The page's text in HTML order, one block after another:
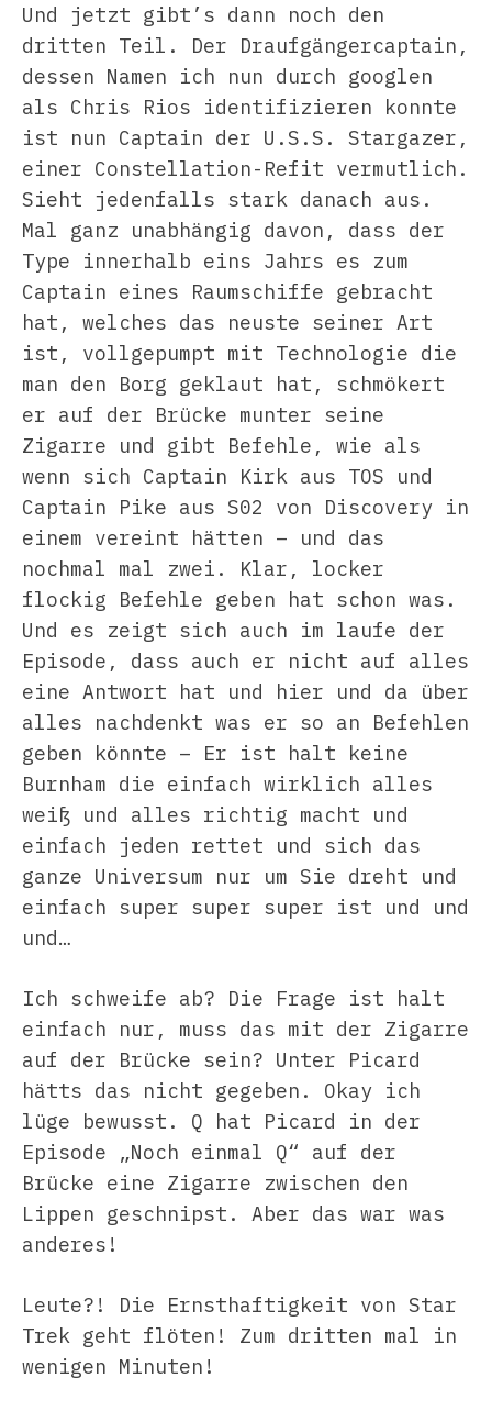
Und jetzt gibt’s dann noch den
dritten Teil. Der Draufgängercaptain,
dessen Namen ich nun durch googlen
als Chris Rios identifizieren konnte
ist nun Captain der U.S.S. Stargazer,
einer Constellation-Refit vermutlich.
Sieht jedenfalls stark danach aus.
Mal ganz unabhängig davon, dass der
Type innerhalb eins Jahrs es zum
Captain eines Raumschiffe gebracht
hat, welches das neuste seiner Art
ist, vollgepumpt mit Technologie die
man den Borg geklaut hat, schmökert
er auf der Brücke munter seine
Zigarre und gibt Befehle, wie als
wenn sich Captain Kirk aus TOS und
Captain Pike aus S02 von Discovery in
einem vereint hätten – und das
nochmal mal zwei. Klar, locker
flockig Befehle geben hat schon was.
Und es zeigt sich auch im laufe der
Episode, dass auch er nicht auf alles
eine Antwort hat und hier und da über
alles nachdenkt was er so an Befehlen
geben könnte – Er ist halt keine
Burnham die einfach wirklich alles
weiß und alles richtig macht und
einfach jeden rettet und sich das
ganze Universum nur um Sie dreht und
einfach super super super ist und und
und…
Ich schweife ab? Die Frage ist halt
einfach nur, muss das mit der Zigarre
auf der Brücke sein? Unter Picard
hätts das nicht gegeben. Okay ich
lüge bewusst. Q hat Picard in der
Episode „Noch einmal Q“ auf der
Brücke eine Zigarre zwischen den
Lippen geschnipst. Aber das war was
anderes!
Leute?! Die Ernsthaftigkeit von Star
Trek geht flöten! Zum dritten mal in
wenigen Minuten!